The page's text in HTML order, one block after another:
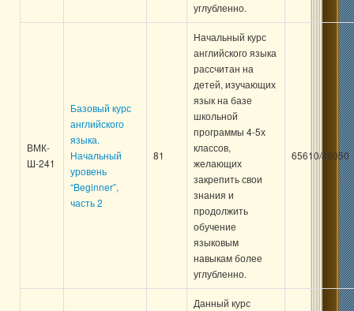
углубленно.
ВМК-
Ш-241
Базовый курс
английского
языка.
Начальный
уровень
“Beginner”,
часть 2
81
Начальный курс
английского языка
рассчитан на
детей, изучающих
язык на базе
школьной
программы 4-5х
классов,
желающих
закрепить свои
знания и
продолжить
обучение
языковым
навыкам более
углубленно.
65610/85050
Данный курс